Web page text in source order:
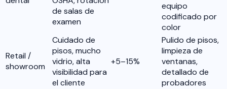
de salas de
examen
equipo
codificado por
color
Retail /
showroom
Cuidado de
pisos, mucho
vidrio, alta
visibilidad para
el cliente
+5–15%
Pulido de pisos,
limpieza de
ventanas,
detallado de
probadores